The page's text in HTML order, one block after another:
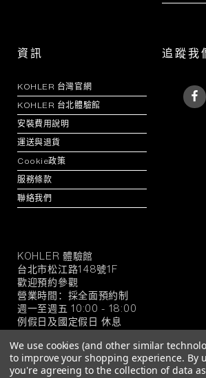
資訊
KOHLER 台灣官網
KOHLER 台北體驗館
安裝費用說明
運送與退貨
Cookie政策
服務條款
聯絡我們
追蹤我
KOHLER
官
方
旗
艦
店
KOHLER 體驗館
台北市松江路148號1F
歡迎預約參觀
營業時間：採全面預約制
週一至週五 10:00 - 18:00
例假日及國定假日 休息
We use cookies (and other similar
to improve your shopping experience. By
you're agreeing to the collection of data